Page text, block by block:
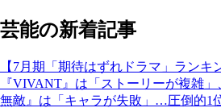
芸能の新着記事
【7月期「期待はずれドラマ」ランキ
『VIVANT』は「ストーリーが複雑
無敵』は「キャラが失敗」…圧倒的1